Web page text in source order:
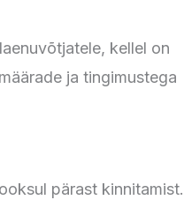
kellel on
ja tingimustega
pärast kinnitamist.